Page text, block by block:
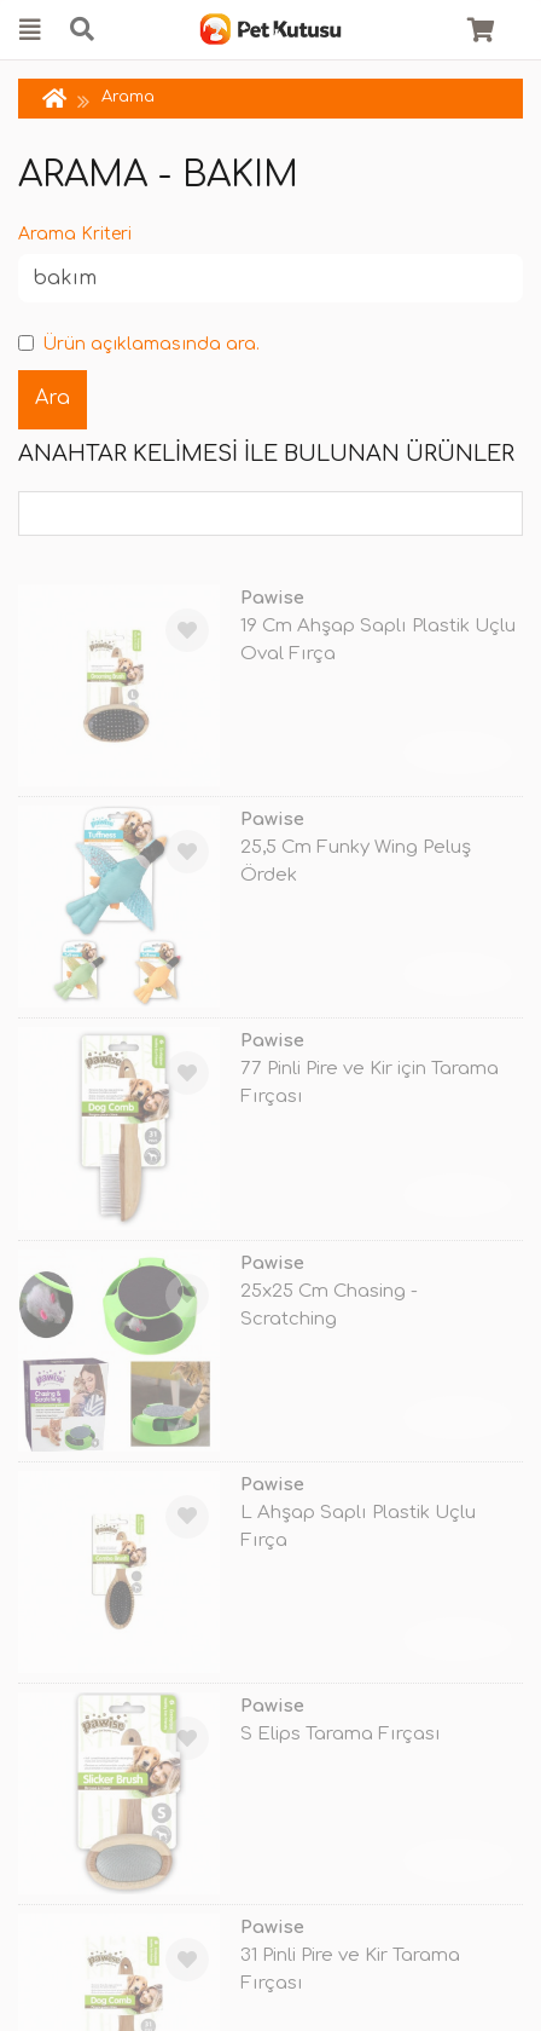
Arama
ARAMA - BAKIM
Arama Kriteri
Ürün açıklamasında ara.
ANAHTAR KELIMESI ILE BULUNAN ÜRÜNLER
Pawise
19 Cm Ahşap Saplı Plastik Uçlu
Oval Fırça
Pawise
25,5 Cm Funky Wing Peluş
Ördek
Pawise
77 Pinli Pire ve Kir için Tarama
Fırçası
Pawise
25x25 Cm Chasing -
Scratching
Pawise
L Ahşap Saplı Plastik Uçlu
Fırça
Pawise
S Elips Tarama Fırçası
Pawise
31 Pinli Pire ve Kir Tarama
Fırçası